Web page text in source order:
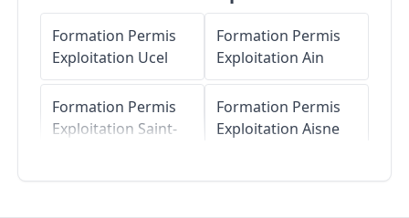
Formation Permis
Exploitation Ucel
Formation Permis
Exploitation Saint-
Formation Permis
Exploitation Ain
Formation Permis
Exploitation Aisne
Formation Permis